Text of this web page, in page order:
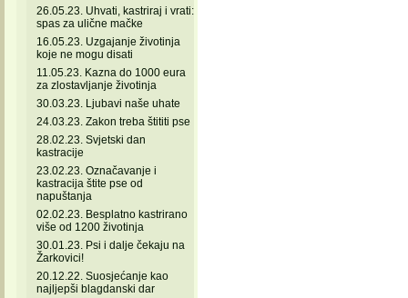
26.05.23. Uhvati, kastriraj i vrati:
spas za ulične mačke
16.05.23. Uzgajanje životinja
koje ne mogu disati
11.05.23. Kazna do 1000 eura
za zlostavljanje životinja
30.03.23. Ljubavi naše uhate
24.03.23. Zakon treba štititi pse
28.02.23. Svjetski dan
kastracije
23.02.23. Označavanje i
kastracija štite pse od
napuštanja
02.02.23. Besplatno kastrirano
više od 1200 životinja
30.01.23. Psi i dalje čekaju na
Žarkovici!
20.12.22. Suosjećanje kao
najljepši blagdanski dar